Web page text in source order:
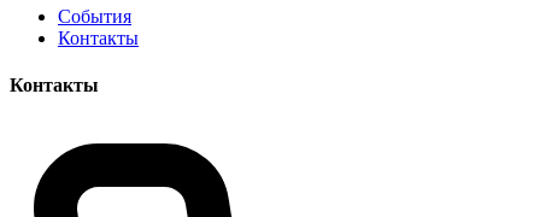
События
Контакты
Контакты